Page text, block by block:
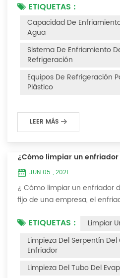
enfriarse a cierta
Hablemos ¿Qué causó la
refrigeración? 1. Fuga de
Después de la fuga de
capacidad de enfriamiento
ETIQUETAS :
Capacidad De
Agua
Sistema De Enfriamiento
Refrigeración
Equipos De Refrigeración
Plástico
LEER MÁS
¿Cómo limpiar un
JUN 05 , 2021
¿ Cómo limpiar un enfriador
fijo de una empresa, el
maximice su utilidad. Debido
largo plazo del enfriador
gruesas en la superficie del
Por ejemplo, para que su
ETIQUETAS :
Limpiar
Limpieza Del Serpentín
Enfriador
Limpieza Del Tubo Del